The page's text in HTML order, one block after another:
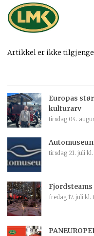
Artikkel er ikke
Europas
kulturarv
tirsdag 04.
tirsdag 21. juli kl.
fredag 17. juli kl.